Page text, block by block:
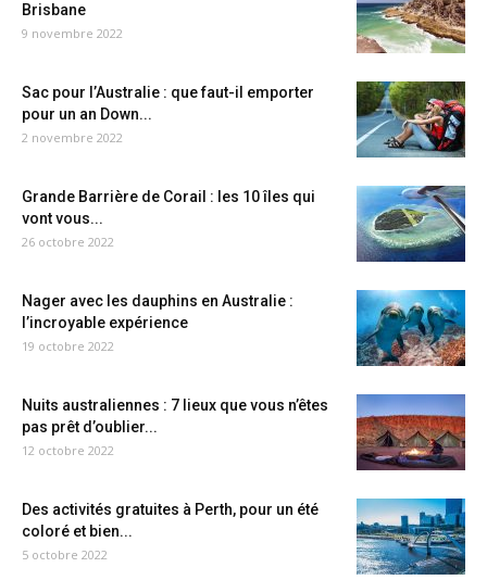
Brisbane
9 novembre 2022
Sac pour l’Australie : que faut-il emporter
pour un an Down...
2 novembre 2022
Grande Barrière de Corail : les 10 îles qui
vont vous...
26 octobre 2022
Nager avec les dauphins en Australie :
l’incroyable expérience
19 octobre 2022
Nuits australiennes : 7 lieux que vous n’êtes
pas prêt d’oublier...
12 octobre 2022
Des activités gratuites à Perth, pour un été
coloré et bien...
5 octobre 2022